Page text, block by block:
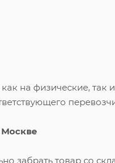
на физические,
Москве
забрать товар со